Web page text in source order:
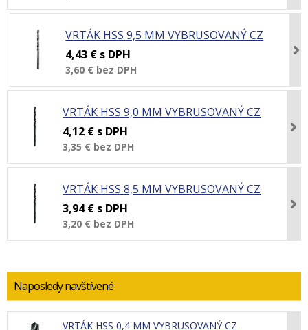
VRTÁK HSS 9,5 MM VYBRUSOVANÝ CZ
4,43 € s DPH
3,60 € bez DPH
VRTÁK HSS 9,0 MM VYBRUSOVANÝ CZ
4,12 € s DPH
3,35 € bez DPH
VRTÁK HSS 8,5 MM VYBRUSOVANÝ CZ
3,94 € s DPH
3,20 € bez DPH
Naposledy navštívené
VRTÁK HSS 0,4 MM VYBRUSOVANÝ CZ